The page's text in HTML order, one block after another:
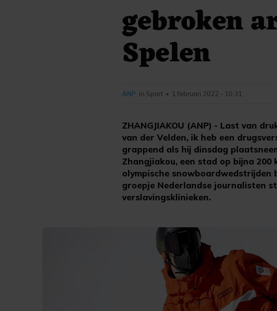
gebroken
Spelen
ZHANGJIAKOU (ANP) - Last van
van der Velden, ik heb een
grappend als hij dinsdag
Zhangjiakou, een stad op bijna
olympische snowboardwedstrijden
groepje Nederlandse journalisten
verslavingsklinieken.
ANP in Sport • 1 februari 2022 - 10:31